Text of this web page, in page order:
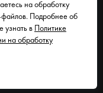
реклама,
всем миром.
данных
на обработку
Подробнее об
узнать в
Политике
на обработку